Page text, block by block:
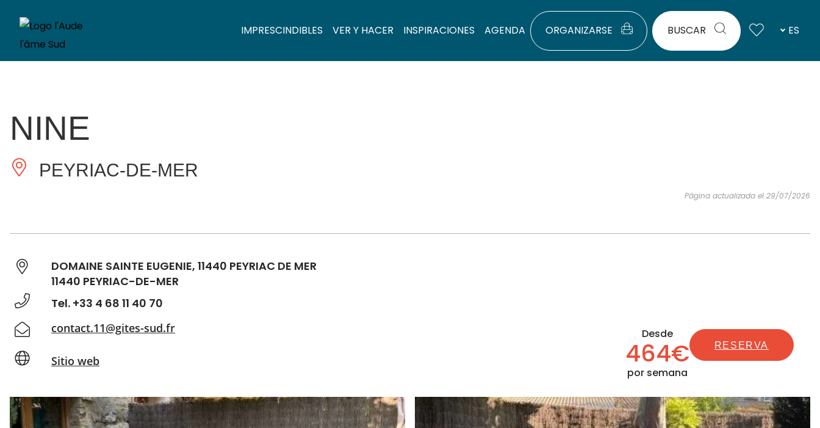
IMPRESCINDIBLES VER Y HACER INSPIRACIONES AGENDA ORGANIZARSE BUSCAR ES
NINE
PEYRIAC-DE-MER
Página actualizada el 29/07/2026
DOMAINE SAINTE EUGENIE, 11440 PEYRIAC DE MER
11440 PEYRIAC-DE-MER
Tel. +33 4 68 11 40 70
contact.11@gites-sud.fr
Sitio web
Desde
464€
por semana
RESERVA